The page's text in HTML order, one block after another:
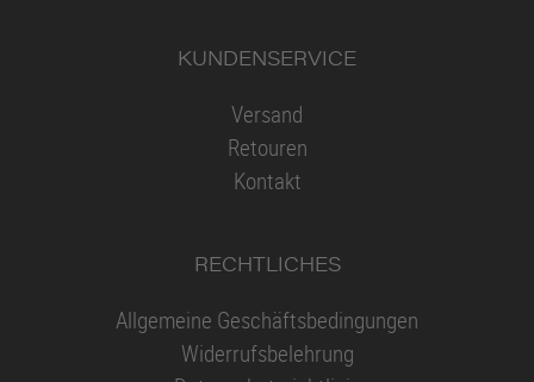
KUNDENSERVICE
Versand
Retouren
Kontakt
RECHTLICHES
Allgemeine Geschäftsbedingungen
Widerrufsbelehrung